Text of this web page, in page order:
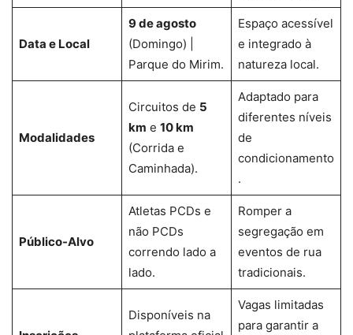
Data e Local
9 de agosto
(Domingo) |
Parque do Mirim.
Espaço acessível
e integrado à
natureza local.
Modalidades
Circuitos de 5
km e 10 km
(Corrida e
Caminhada).
Adaptado para
diferentes níveis
de
condicionamento
.
Público-Alvo
Atletas PCDs e
não PCDs
correndo lado a
lado.
Romper a
segregação em
eventos de rua
tradicionais.
Disponíveis na
Vagas limitadas
para garantir a